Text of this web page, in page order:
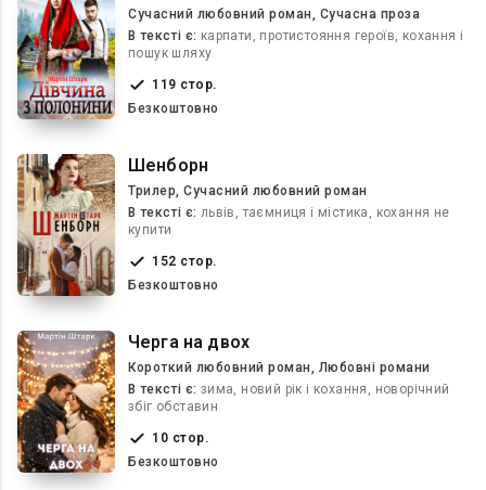
Сучасний любовний роман, Сучасна проза
В текcті є: карпати, протистояння героїв, кохання і
пошук шляху
119 стор.
Безкоштовно
Шенборн
Трилер, Сучасний любовний роман
В текcті є: львів, таємниця і містика, кохання не
купити
152 стор.
Безкоштовно
Черга на двох
Короткий любовний роман, Любовні романи
В текcті є: зима, новий рік і кохання, новорічний
збіг обставин
10 стор.
Безкоштовно